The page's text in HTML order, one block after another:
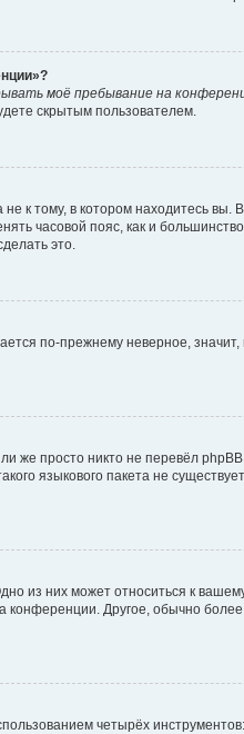
моё пребывание на
скрытым пользователем.
к тому, в котором находитесь вы.
часовой пояс, как и
это.
по-прежнему неверное,
же просто никто не перевёл
языкового пакета не
из них может относиться к
Другое, обычно
четырёх